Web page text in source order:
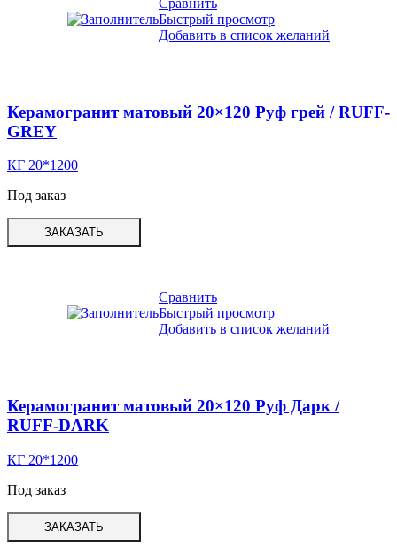
Быстрый просмотр
Добавить в список желаний
Керамогранит матовый 20×120 Руф грей / RUFF-
GREY
КГ 20*1200
Под заказ
ЗАКАЗАТЬ
Сравнить
Быстрый просмотр
Добавить в список желаний
Керамогранит матовый 20×120 Руф Дарк /
RUFF-DARK
КГ 20*1200
Под заказ
ЗАКАЗАТЬ